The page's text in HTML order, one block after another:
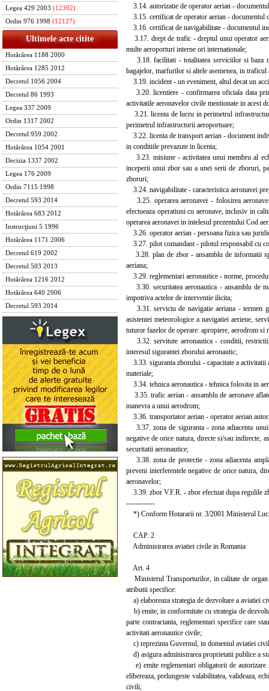
Legea 429 2003 (12392)
Ordin 976 1998 (12127)
Ultimele acte citite
Hotărârea 1188 2000
Hotărârea 1285 2012
Decretul 1056 2004
Decretul 86 1993
Legea 337 2009
Ordin 1317 2002
Decretul 959 2002
Hotărârea 1054 2001
Decizia 1337 2002
Legea 176 2009
Ordin 7115 1998
Decretul 593 2014
Hotărârea 683 2012
Instrucţiuni 5 1996
Hotărârea 1171 2006
Decretul 619 2002
Decretul 503 2013
Hotărârea 1216 2012
Hotărârea 640 2006
Decretul 593 2014
3.14. autorizatie de operator aerian -
3.15. certificat de operator aerian - documentul
3.16. certificat de navigabilitate - documentul
3.17. drept de trafic - dreptul unui operator
multe aeroporturi interne ori internationale;
3.18. facilitati - totalitatea serviciilor si baza
bagajelor, marfurilor si altele asemenea, in
3.19. incident - un eveniment, altul decat un
3.20. licentiere - confirmarea oficiala data
activitatile aeronavelor civile mentionate in acest
3.21. licenta de lucru in perimetrul
perimetrul infrastructurii aeroportuare;
3.22. licenta de transport aerian - document
in conditiile prevazute in licenta;
3.23. misiune - activitatea unui membru al
inceperii unui zbor sau a unei serii de zboruri,
zboruri;
3.24. navigabilitate - caracteristica aeronavei
3.25. operarea aeronavei - folosirea
efectueaza operatiuni cu aeronave, inclusiv in
operarea aeronavei in intelesul prezentului Cod
3.26. operator aerian - persoana fizica sau
3.27. pilot comandant - pilotul responsabil cu
3.28. plan de zbor - ansamblu de informatii
aeriana;
3.29. reglementari aeronautice - norme,
3.30. securitatea aeronautica - ansamblu de
impotriva actelor de interventie ilicita;
3.31. serviciu de navigatie aeriana - termen
asistentei meteorologice a navigatiei aeriene,
tuturor fazelor de operare: apropiere, aerodrom si
3.32. servitute aeronautica - conditii, restrictii,
interesul sigurantei zborului aeronautic;
3.33. siguranta zborului - capacitate a activitatii
materiale;
3.34. tehnica aeronautica - tehnica folosita in
3.35. trafic aerian - ansamblu de aeronave
manevra a unui aerodrom;
3.36. transportator aerian - operator aerian
3.37. zona de siguranta - zona adiacenta
negative de orice natura, directe si/sau indirecte,
securitatii aeronautice;
3.38. zona de protectie - zona adiacenta
preveni interferentele negative de orice natura,
aeronavelor;
3.39. zbor V.F.R. - zbor efectuat dupa regulile
------------
*) Conform Hotararii nr. 3/2001 Ministerul
CAP. 2
Administrarea aviatiei civile in Romania
Art. 4
Ministerul Transporturilor, in calitate de organ
atributii specifice:
a) elaboreaza strategia de dezvoltare a aviatiei
b) emite, in conformitate cu strategia de
parte contractanta, reglementari specifice care
activitati aeronautice civile;
c) reprezinta Guvernul, in domeniul aviatiei
d) asigura administrarea proprietatii publice a
e) emite reglementari obligatorii de autorizare
elibereaza, prelungeste valabilitatea, valideaza,
civili;